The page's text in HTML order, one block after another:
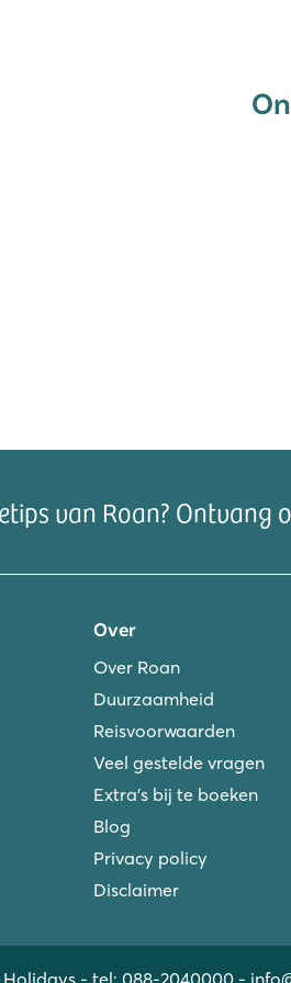
van Roan? Ontvang
Over
Over Roan
Duurzaamheid
Reisvoorwaarden
Veel gestelde vragen
Extra's bij te boeken
Blog
Privacy policy
Disclaimer
- tel: 088-2040000 -